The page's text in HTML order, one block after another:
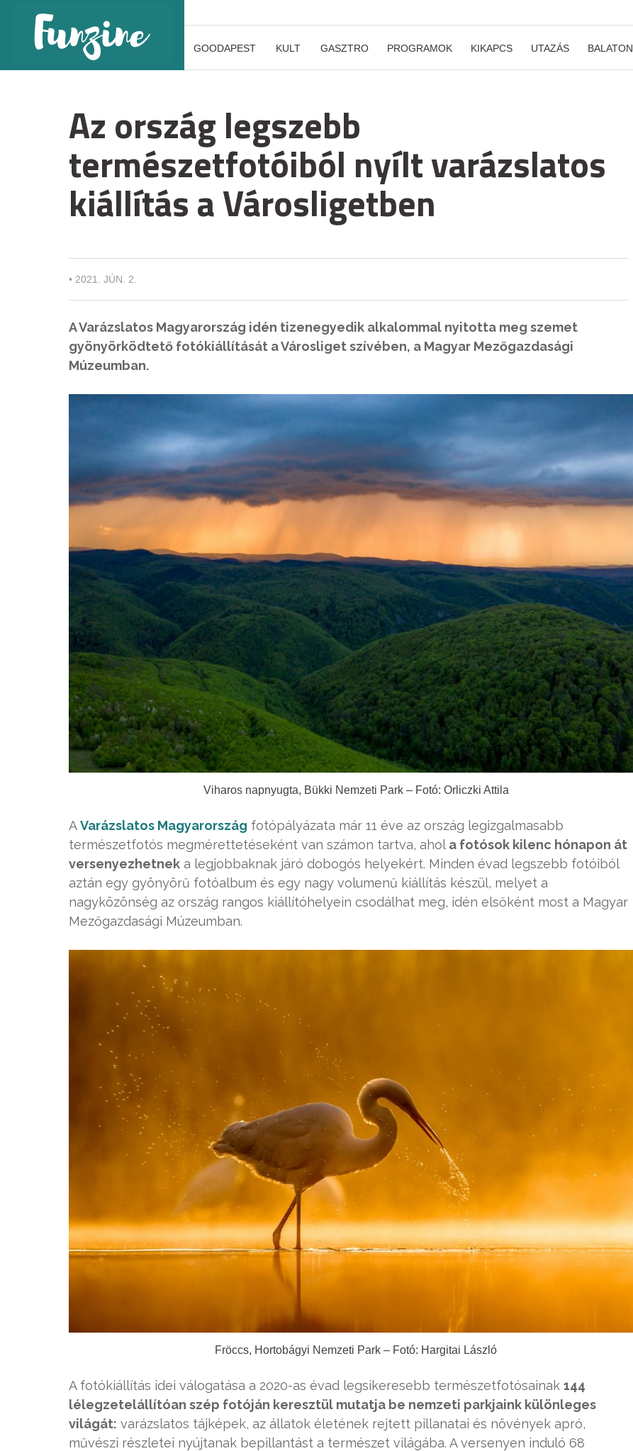
GOODAPEST KULT GASZTRO PROGRAMOK KIKAPCS UTAZÁS BALATON
Az ország legszebb
természetfotóiból nyílt varázslatos
kiállítás a Városligetben
• 2021. JÚN. 2.
A Varázslatos Magyarország idén tizenegyedik alkalommal nyitotta meg szemet
gyönyörködtető fotókiállítását a Városliget szívében, a Magyar Mezőgazdasági
Múzeumban.
Viharos napnyugta, Bükki Nemzeti Park – Fotó: Orliczki Attila
AVarázslatos Magyarország fotópályázata már 11 éve az ország legizgalmasabb
természetfotós megmérettetéseként van számon tartva, ahol a fotósok kilenc hónapon át
versenyezhetnek a legjobbaknak járó dobogós helyekért. Minden évad legszebb fotóiból
aztán egy gyönyörű fotóalbum és egy nagy volumenű kiállítás készül, melyet a
nagyközönség az ország rangos kiállítóhelyein csodálhat meg, idén elsőként most a Magyar
Mezőgazdasági Múzeumban.
Fröccs, Hortobágyi Nemzeti Park – Fotó: Hargitai László
A fotókiállítás idei válogatása a 2020-as évad legsikeresebb természetfotósainak 144
lélegzetelállítóan szép fotóján keresztül mutatja be nemzeti parkjaink különleges
világát: varázslatos tájképek, az állatok életének rejtett pillanatai és növények apró,
művészi részletei nyújtanak bepillantást a természet világába. A versenyen induló 68